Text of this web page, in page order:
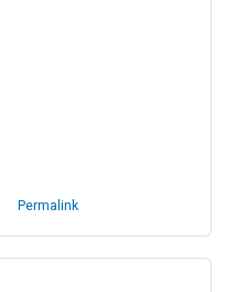
Permalink